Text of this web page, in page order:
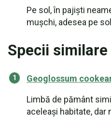
Pe sol, în pajiști
mușchi, adesea pe
Specii similare
Geoglossum
Limbă de pământ
aceleași habitate, dar